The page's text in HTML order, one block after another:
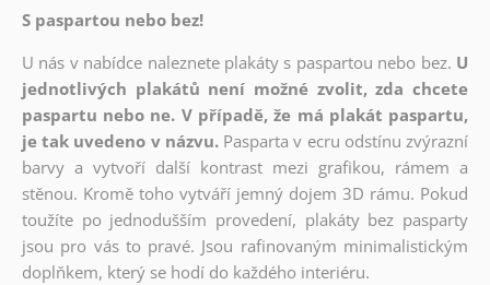
S paspartou nebo bez!
U nás v nabídce naleznete plakáty s paspartou nebo bez. U
jednotlivých plakátů není možné zvolit, zda chcete
paspartu nebo ne. V případě, že má plakát paspartu,
je tak uvedeno v názvu. Pasparta v ecru odstínu zvýrazní
barvy a vytvoří další kontrast mezi grafikou, rámem a
stěnou. Kromě toho vytváří jemný dojem 3D rámu. Pokud
toužíte po jednodušším provedení, plakáty bez pasparty
jsou pro vás to pravé. Jsou rafinovaným minimalistickým
doplňkem, který se hodí do každého interiéru.